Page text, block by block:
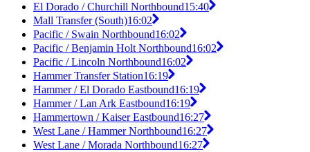
El Dorado / Churchill Northbound15:40
Mall Transfer (South)16:02
Pacific / Swain Northbound16:02
Pacific / Benjamin Holt Northbound16:02
Pacific / Lincoln Northbound16:02
Hammer Transfer Station16:19
Hammer / El Dorado Eastbound16:19
Hammer / Lan Ark Eastbound16:19
Hammertown / Kaiser Eastbound16:27
West Lane / Hammer Northbound16:27
West Lane / Morada Northbound16:27